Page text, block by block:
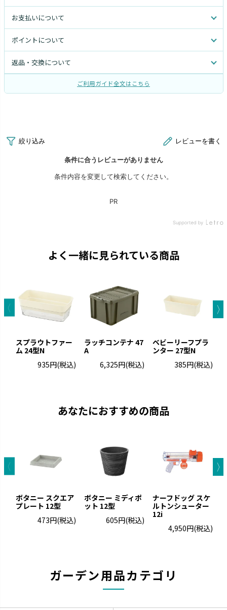
お支払いについて
ポイントについて
返品・交換について
ご利用ガイド全文はこちら
よく一緒に見られている商品
スプラウトファー
ム 24型N
935円(税込)
ラッチコンテナ 47
A
6,325円(税込)
ベビーリーフプラ
ンター 27型N
385円(税込)
あなたにおすすめの商品
ボタニー スクエア
プレート 12型
473円(税込)
ボタニー ミディポ
ット 12型
605円(税込)
ナーフドッグ スケ
ルトンシューター
12i
4,950円(税込)
ガーデン用品カテゴリ